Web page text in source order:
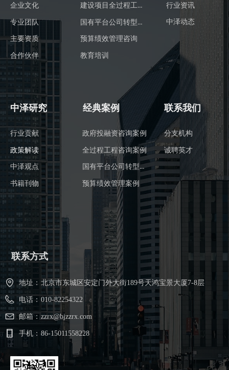
地址： 北京市东城区安定门外大街189号天鸿宝景大厦7-8层
电话： 010-82254322
邮箱： zzrx@bjzzrx.com
手机： 86-15011558228
联系方式
企业文化
专业团队
主要资质
合作伙伴
建设项目全过程工程咨询
国有平台公司转型发展咨询
预算绩效管理咨询
教育培训
行业资讯
中泽动态
中泽研究
行业贡献
政策解读
中泽观点
书籍刊物
经典案例
政府投融资咨询案例
全过程工程咨询案例
国有平台公司转型案例
预算绩效管理案例
联系我们
分支机构
诚聘英才